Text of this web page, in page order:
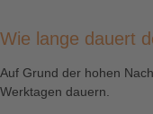
Wie lange dauert
Auf Grund der hohen
Werktagen dauern.